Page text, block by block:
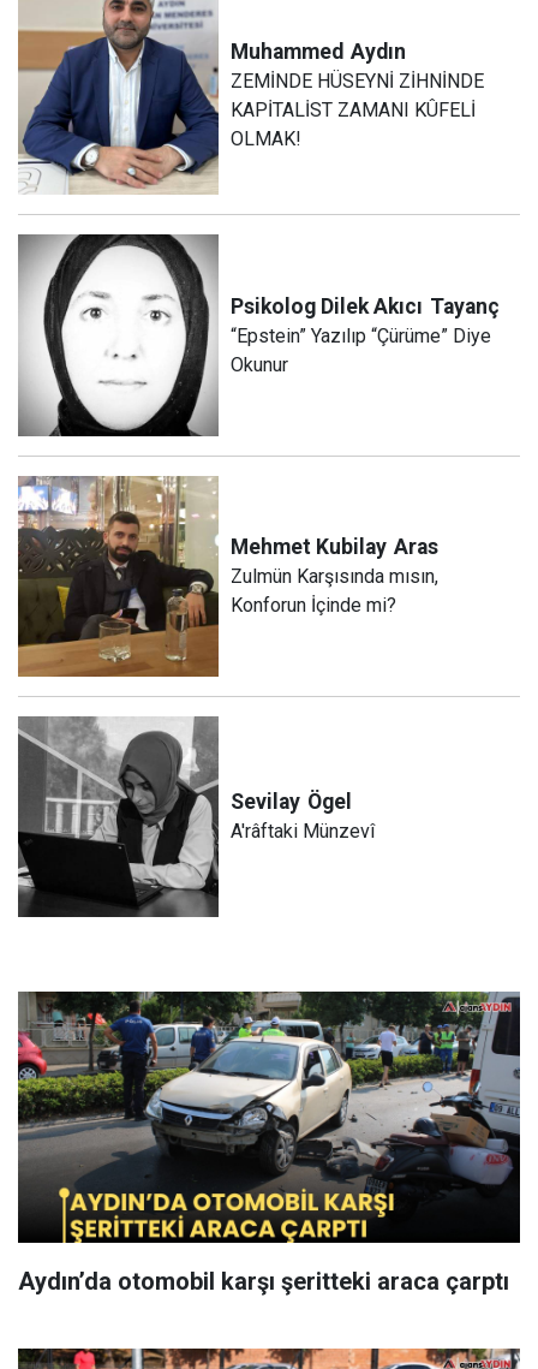
Muhammed Aydın
ZEMİNDE HÜSEYNİ ZİHNİNDE
KAPİTALİST ZAMANI KÛFELİ
OLMAK!
Psikolog Dilek Akıcı Tayanç
“Epstein” Yazılıp “Çürüme” Diye
Okunur
Mehmet Kubilay Aras
Zulmün Karşısında mısın,
Konforun İçinde mi?
Sevilay Ögel
A'râftaki Münzevî
Aydın’da otomobil karşı şeritteki araca çarptı